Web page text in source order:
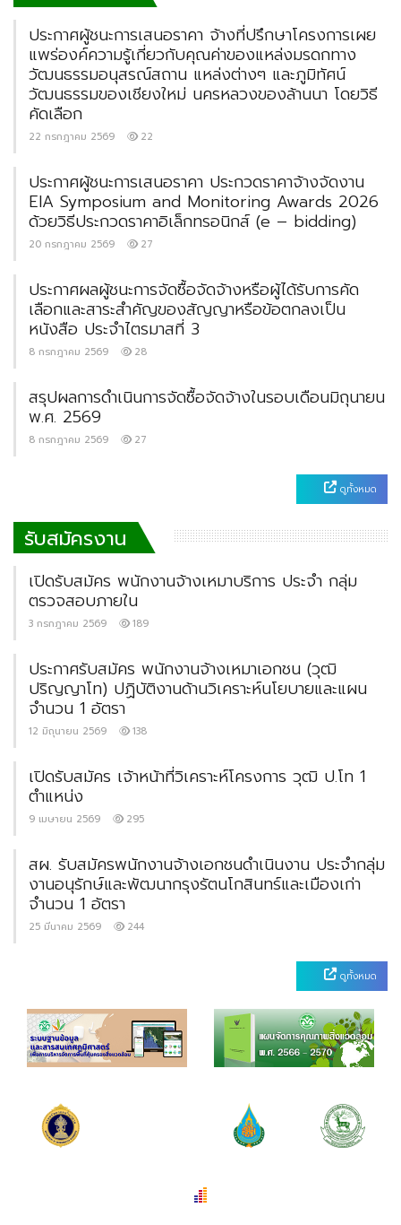
ประกาศผู้ชนะการเสนอราคา จ้างที่ปรึกษาโครงการเผย
แพร่องค์ความรู้เกี่ยวกับคุณค่าของแหล่งมรดกทาง
วัฒนธรรมอนุสรณ์สถาน แหล่งต่างๆ และภูมิทัศน์
วัฒนธรรมของเชียงใหม่ นครหลวงของล้านนา โดยวิธี
คัดเลือก
22 กรกฎาคม 2569 22
ประกาศผู้ชนะการเสนอราคา ประกวดราคาจ้างจัดงาน
EIA Symposium and Monitoring Awards 2026
ด้วยวิธีประกวดราคาอิเล็กทรอนิกส์ (e – bidding)
20 กรกฎาคม 2569 27
ประกาศผลผู้ชนะการจัดซื้อจัดจ้างหรือผู้ได้รับการคัด
เลือกและสาระสำคัญของสัญญาหรือข้อตกลงเป็น
หนังสือ ประจำไตรมาสที่ 3
8 กรกฎาคม 2569 28
สรุปผลการดำเนินการจัดซื้อจัดจ้างในรอบเดือนมิถุนายน
พ.ศ. 2569
8 กรกฎาคม 2569 27
ดูทั้งหมด
รับสมัครงาน
เปิดรับสมัคร พนักงานจ้างเหมาบริการ ประจำ กลุ่ม
ตรวจสอบภายใน
3 กรกฎาคม 2569 189
ประกาศรับสมัคร พนักงานจ้างเหมาเอกชน (วุฒิ
ปริญญาโท) ปฏิบัติงานด้านวิเคราะห์นโยบายและแผน
จำนวน 1 อัตรา
12 มิถุนายน 2569 138
เปิดรับสมัคร เจ้าหน้าที่วิเคราะห์โครงการ วุฒิ ป.โท 1
ตำแหน่ง
9 เมษายน 2569 295
สผ. รับสมัครพนักงานจ้างเอกชนดำเนินงาน ประจำกลุ่ม
งานอนุรักษ์และพัฒนากรุงรัตนโกสินทร์และเมืองเก่า
จำนวน 1 อัตรา
25 มีนาคม 2569 244
ดูทั้งหมด